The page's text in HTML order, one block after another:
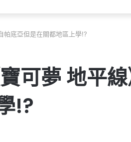
帕底亞但是在關都地區上學!?
可夢 地平
!?